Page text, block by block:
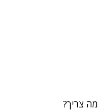
מה צריך?